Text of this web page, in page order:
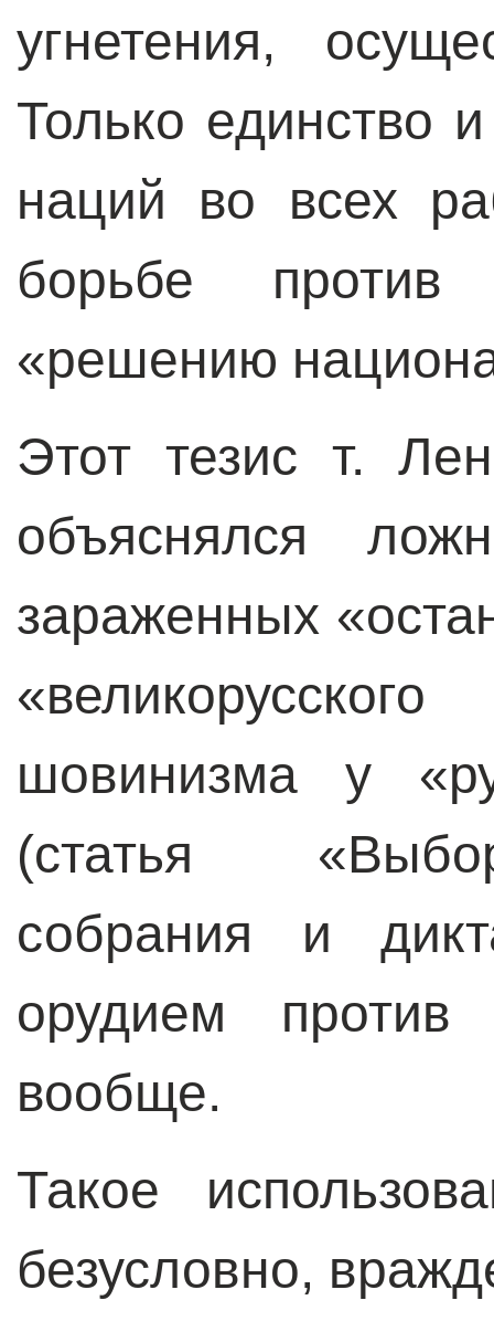
угнетения,
Только единство
наций во всех
борьбе
«решению
Этот тезис т.
объяснялся
зараженных
шовинизма у
(статья
собрания и
орудием против
вообще.
Такое
безусловно,